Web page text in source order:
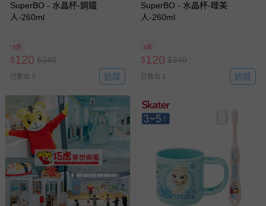
SuperBO - 水晶杯-鋼鐵
人-260ml
5折
$120 $240
已售出 3 追蹤
SuperBO - 水晶杯-睡美
人-260ml
5折
$120 $240
已售出 1 追蹤